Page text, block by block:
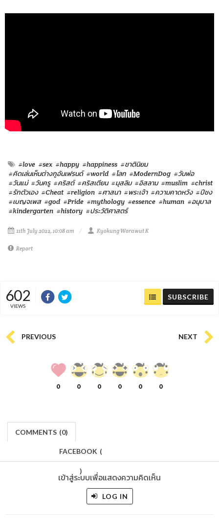
#love #sex #happy #happiness #ชาตินิยม
#คิดเล่นเห็นต่างกูอันเฟรนด์ #world #โลก #ModernDog #วันพ่อ
#วันแม่ #วันครู #คริสต์ #คริสเตียน #มุสลิม #อิสลาม #muslim #christ
#รักตัวเอง #Cheat #religion #ศาสนา #พระเจ้า #ความคาดหวัง #ปีชง
#เบญจเพส #god #Pride #mythology #essence #human #อนุบาล
#kindergarten #history #ประวัติศาสตร์
11th July 2022, 10:08 am Kyokung Worawut K
Report
602
VIEWS
SUBSCRIBE
PREVIOUS NEXT
0 0 0 0 0 0
COMMENTS (0)
FACEBOOK (
)
เข้าสู่ระบบเพื่อแสดงความคิดเห็น
LOG IN